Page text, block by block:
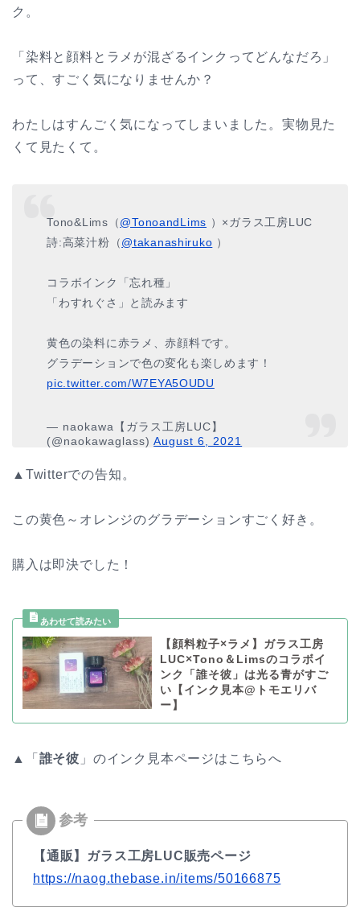
ク。
「染料と顔料とラメが混ざるインクってどんなだろ」
って、すごく気になりませんか？
わたしはすんごく気になってしまいました。実物見た
くて見たくて。
Tono&Lims（@TonoandLims ）×ガラス工房LUC
詩:高菜汁粉（@takanashiruko ）
コラボインク「忘れ種」
「わすれぐさ」と読みます
黄色の染料に赤ラメ、赤顔料です。
グラデーションで色の変化も楽しめます！
pic.twitter.com/W7EYA5OUDU
— naokawa【ガラス工房LUC】
(@naokawaglass)August 6, 2021
▲Twitterでの告知。
この黄色～オレンジのグラデーションすごく好き。
購入は即決でした！
【顔料粒子×ラメ】ガラス工房
LUC×Tono＆Limsのコラボイ
ンク「誰そ彼」は光る青がすご
い【インク見本@トモエリバ
ー】
▲「 誰そ彼 」のインク見本ページはこちらへ
【通販】ガラス工房LUC販売ページ
https://naog.thebase.in/items/50166875